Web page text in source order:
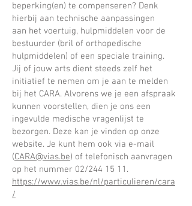
beperking(en) te compenseren? Denk
hierbij aan technische aanpassingen
aan het voertuig, hulpmiddelen voor de
bestuurder (bril of orthopedische
hulpmiddelen) of een speciale training.
Jij of jouw arts dient steeds zelf het
initiatief te nemen om je aan te melden
bij het CARA. Alvorens we je een afspraak
kunnen voorstellen, dien je ons een
ingevulde medische vragenlijst te
bezorgen. Deze kan je vinden op onze
website. Je kunt hem ook via e-mail
(CARA@vias.be) of telefonisch aanvragen
op het nummer 02/244 15 11.
https://www.vias.be/nl/particulieren/cara
/